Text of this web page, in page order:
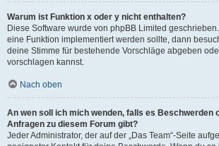
Warum ist Funktion x oder y nicht enthalten?
Diese Software wurde von phpBB Limited
eine Funktion implementiert werden sollte, dann
deine Stimme für bestehende Vorschläge abgeben
vorschlagen kannst.
Nach oben
An wen soll ich mich wenden, falls es Beschwerden
Anfragen zu diesem Forum gibt?
Jeder Administrator, der auf der „Das Team“-Seite